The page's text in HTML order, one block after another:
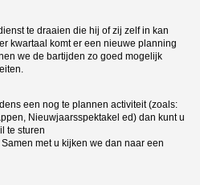
te draaien die hij of zij zelf in kan
kwartaal komt er een nieuwe planning
we de bartijden zo goed mogelijk
een nog te plannen activiteit (zoals:
Nieuwjaarsspektakel ed) dan kunt u
te sturen
Samen met u kijken we dan naar een